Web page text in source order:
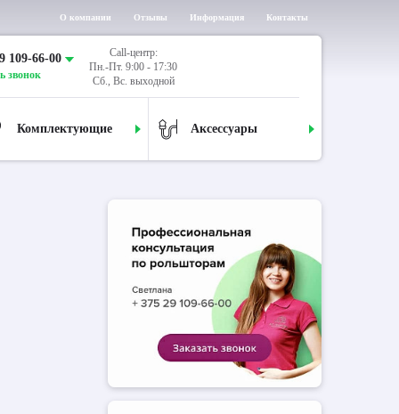
О компании Отзывы Информация Контакты
109-66-00
звонок
Call-центр:
Пн.-Пт. 9:00 - 17:30
Сб., Вс. выходной
Комплектующие Аксессуары